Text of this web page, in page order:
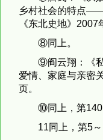
乡村社会的特点
《东北史地》2007
⑧同上。
⑨阎云翔：《
爱情、家庭与亲密
页。
⑩同上，第140
11同上，第5～